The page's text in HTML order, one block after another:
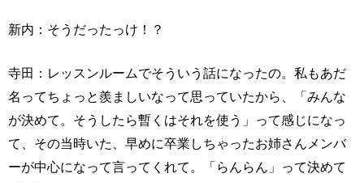
新内：そうだったっけ！？
寺田：レッスンルームでそういう話になったの。私もあだ
名ってちょっと羨ましいなって思っていたから、「みんな
が決めて。そうしたら暫くはそれを使う」って感じになっ
て、その当時いた、早めに卒業しちゃったお姉さんメンバ
ーが中心になって言ってくれて。「らんらん」って決めて